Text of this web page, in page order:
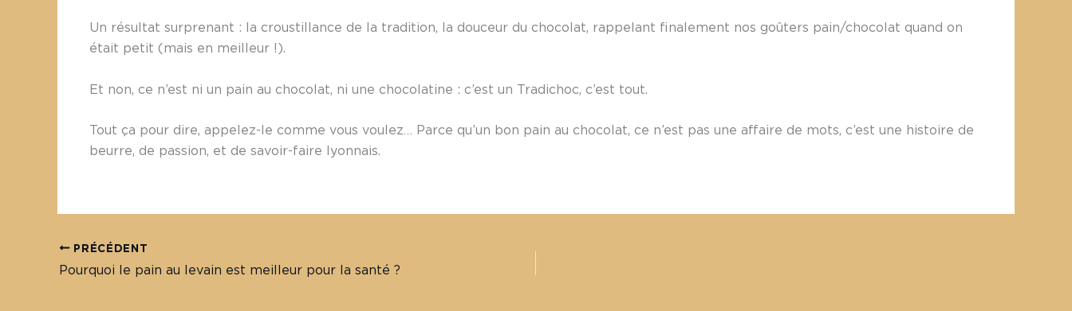
Un résultat surprenant : la croustillance de la tradition, la douceur du chocolat, rappelant finalement nos goûters pain/chocolat quand on
était petit (mais en meilleur !).
Et non, ce n’est ni un pain au chocolat, ni une chocolatine : c’est un Tradichoc, c’est tout.
Tout ça pour dire, appelez-le comme vous voulez… Parce qu’un bon pain au chocolat, ce n’est pas une affaire de mots, c’est une histoire de
beurre, de passion, et de savoir-faire lyonnais.
PRÉCÉDENT
Pourquoi le pain au levain est meilleur pour la santé ?